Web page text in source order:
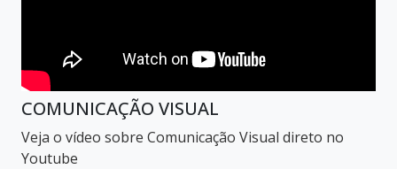
COMUNICAÇÃO VISUAL
Veja o vídeo sobre Comunicação Visual direto no
Youtube